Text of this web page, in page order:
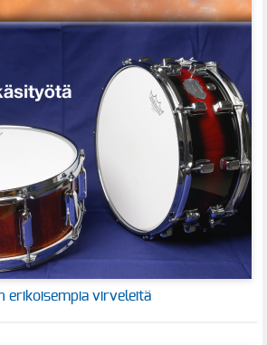
erikoisempia virveleitä